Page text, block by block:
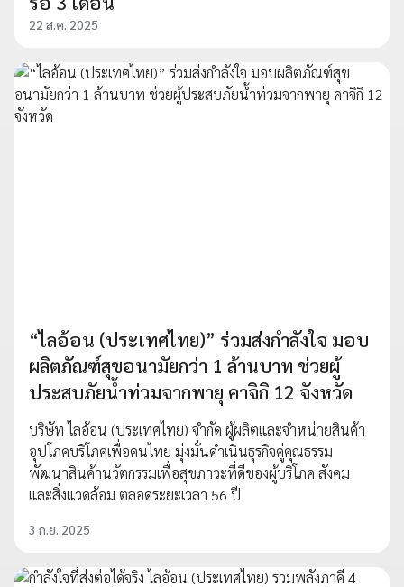
22 ส.ค. 2025
“ไลอ้อน (ประเทศไทย)” ร่วมส่งกำลังใจ มอบ
ผลิตภัณฑ์สุขอนามัยกว่า 1 ล้านบาท ช่วยผู้
ประสบภัยน้ำท่วมจากพายุ คาจิกิ 12 จังหวัด
บริษัท ไลอ้อน (ประเทศไทย) จำกัด ผู้ผลิตและจำหน่ายสินค้า
อุปโภคบริโภคเพื่อคนไทย มุ่งมั่นดำเนินธุรกิจคู่คุณธรรม
พัฒนาสินค้านวัตกรรมเพื่อสุขภาวะที่ดีของผู้บริโภค สังคม
และสิ่งแวดล้อม ตลอดระยะเวลา 56 ปี
3 ก.ย. 2025